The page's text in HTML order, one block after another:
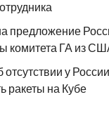
предложение
комитета ГА из
у России
ракеты на Кубе